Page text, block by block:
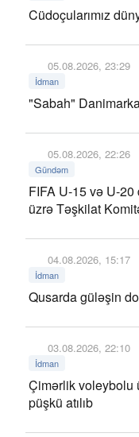
Cüdoçularımız
05.08.2026, 23:29
İdman
"Sabah"
05.08.2026, 22:26
Gündəm
FIFA U-15 və U-20
üzrə Təşkilat
04.08.2026, 15:17
İdman
Qusarda güləşin
03.08.2026, 22:10
İdman
Çimərlik voleybolu
püşkü atılıb